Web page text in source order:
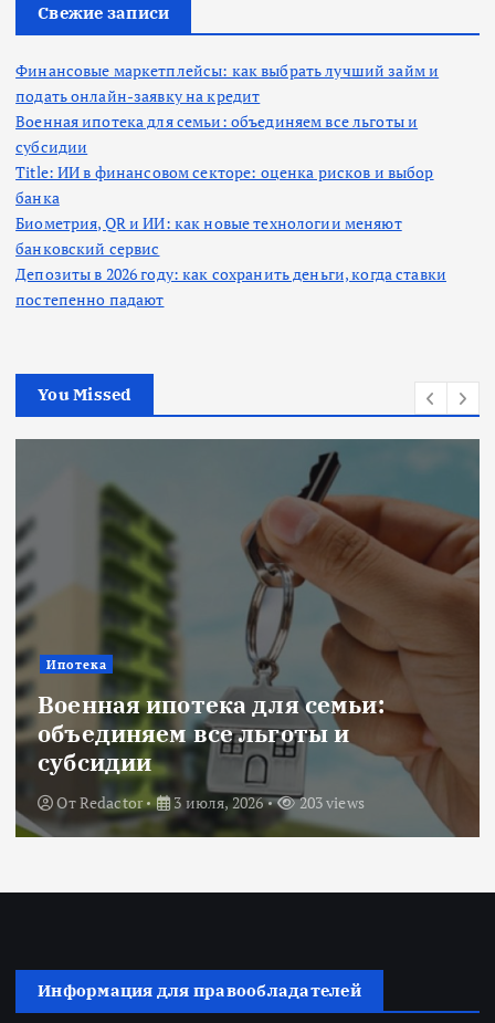
Свежие записи
Финансовые маркетплейсы: как выбрать лучший займ и
подать онлайн-заявку на кредит
Военная ипотека для семьи: объединяем все льготы и
субсидии
Title: ИИ в финансовом секторе: оценка рисков и выбор
банка
Биометрия, QR и ИИ: как новые технологии меняют
банковский сервис
Депозиты в 2026 году: как сохранить деньги, когда ставки
постепенно падают
You Missed
Новости
Title: ИИ в финансовом
оценка рисков и выбор банка
ОтRedactor 18 июня, 2026 223 views
Информация для правообладателей